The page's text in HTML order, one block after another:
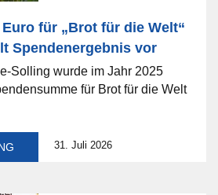
Euro für „Brot für die Welt“
Spendenergebnis vor
Solling wurde im Jahr 2025
für Brot für die Welt
31. Juli 2026